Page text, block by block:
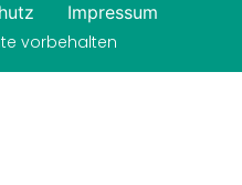
Impressum
vorbehalten